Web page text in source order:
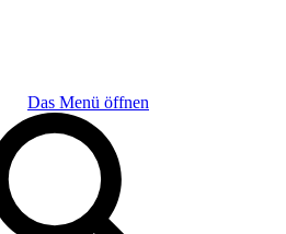
Das Menü öffnen